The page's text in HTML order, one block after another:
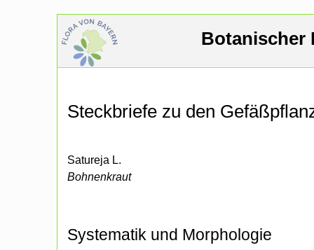
Botanischer
Steckbriefe zu den
Satureja L.
Bohnenkraut
Systematik und Morphologie